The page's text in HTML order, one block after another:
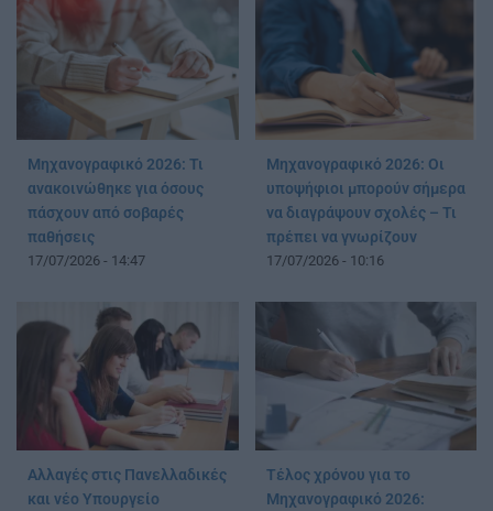
Μηχανογραφικό 2026: Τι
ανακοινώθηκε για όσους
πάσχουν από σοβαρές
παθήσεις
17/07/2026 - 14:47
Μηχανογραφικό 2026: Οι
υποψήφιοι μπορούν σήμερα
να διαγράψουν σχολές – Τι
πρέπει να γνωρίζουν
17/07/2026 - 10:16
Αλλαγές στις Πανελλαδικές
και νέο Υπουργείο
Τέλος χρόνου για το
Μηχανογραφικό 2026: